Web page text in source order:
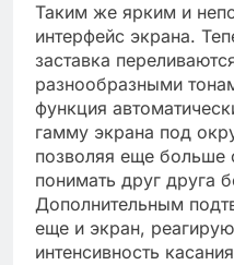
Таким же ярким и
интерфейс экрана.
заставка
разнообразными
функция
гамму экрана под
позволяя еще больше
понимать друг друга
Дополнительным
еще и экран,
интенсивность